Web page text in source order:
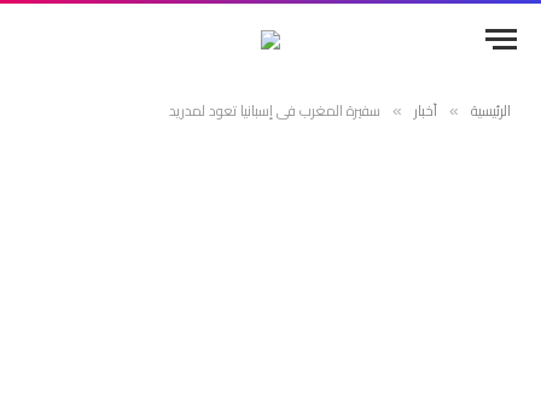
الرئيسية » أخبار » سفيرة المغرب في إسبانيا تعود لمدريد